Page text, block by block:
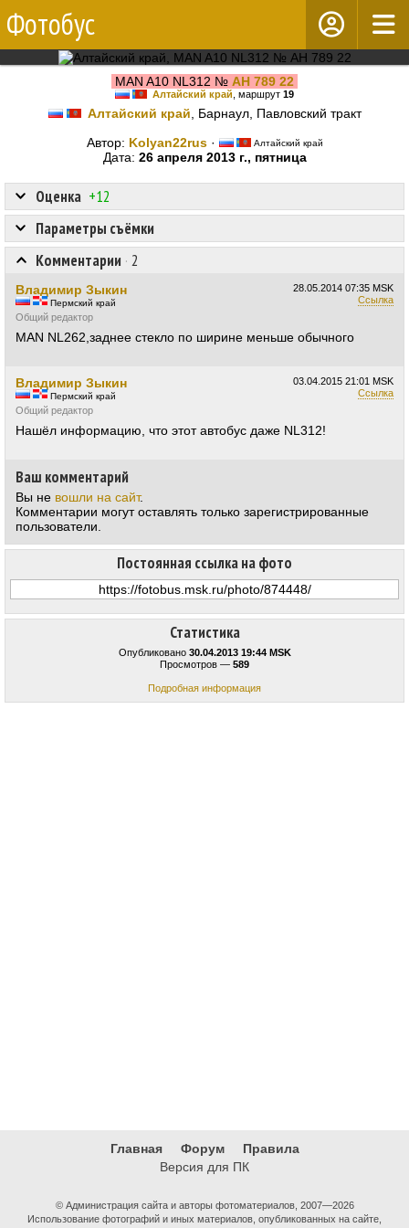
Фотобус
MAN A10 NL312 № АН 789 22
Алтайский край , маршрут 19
Алтайский край , Барнаул, Павловский тракт
Автор: Kolyan22rus· Алтайский край
Дата: 26 апреля 2013 г., пятница
Статистика
Опубликовано 30.04.2013 19:44 MSK
Просмотров — 589
Подробная информация
Оценка +12
Постоянная ссылка на фото
Параметры съёмки
Комментарии · 2
28.05.2014 07:35 MSK
Ссылка
Владимир Зыкин
Пермский край
Общий редактор
MAN NL262,заднее стекло по ширине меньше обычного
03.04.2015 21:01 MSK
Ссылка
Владимир Зыкин
Пермский край
Общий редактор
Нашёл информацию, что этот автобус даже NL312!
Ваш комментарий
Вы не вошли на сайт.
Комментарии могут оставлять только зарегистрированные
пользователи.
Главная Форум
Правила
Версия для ПК
© Администрация сайта и авторы фотоматериалов, 2007—2026
Использование фотографий и иных материалов, опубликованных на сайте,